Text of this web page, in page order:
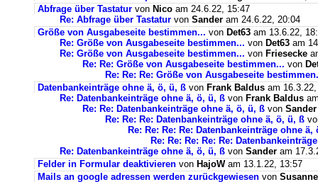
Abfrage über Tastatur von Nico am 24.6.22, 15:47
Re: Abfrage über Tastatur von Sander am 24.6.22, 20:04
Größe von Ausgabeseite bestimmen... von Det63 am 13.6.22,
Re: Größe von Ausgabeseite bestimmen... von Det63 am
Re: Größe von Ausgabeseite bestimmen... von Friesecke
Re: Re: Größe von Ausgabeseite bestimmen... von
Re: Re: Re: Größe von Ausgabeseite
Datenbankeinträge ohne ä, ö, ü, ß von Frank Baldus am
Re: Datenbankeinträge ohne ä, ö, ü, ß von Frank Baldus
Re: Re: Datenbankeinträge ohne ä, ö, ü, ß von Sander
Re: Re: Re: Datenbankeinträge ohne ä, ö, ü, ß
Re: Re: Re: Re: Datenbankeinträge ohne ä,
Re: Re: Re: Re: Re:
Re: Datenbankeinträge ohne ä, ö, ü, ß von Sander am
Felder in Formular deaktivieren von HajoWam 13.1.22, 13:57
Mails an google adressen werden zurückgewiesen von Susanne